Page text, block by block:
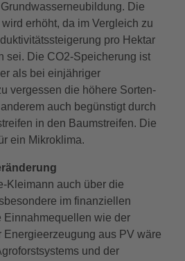
Die
wird erhöht, da im Vergleich zu
pro Hektar
sei. Die CO2-Speicherung ist
als bei einjähriger
vergessen die höhere Sorten-
auch begünstigt durch
in den Baumstreifen. Die
ein Mikroklima.
Kleimann auch über die
im finanziellen
Einnahmequellen wie der
Energieerzeugung aus PV wäre
und der